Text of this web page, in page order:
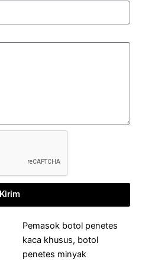
Kirim
Pemasok botol penetes
kaca khusus, botol
penetes minyak